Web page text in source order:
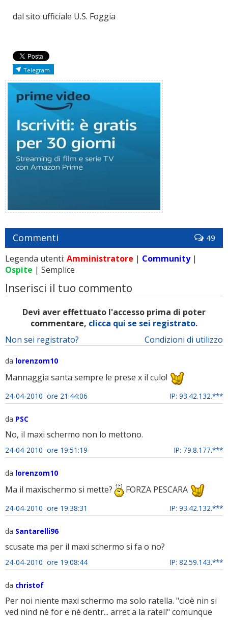
dal sito ufficiale U.S. Foggia
Telegram
Commenti 49
Legenda utenti: Amministratore | Community|
Ospite | Semplice
Inserisci il tuo commento
Devi aver effettuato l'accesso prima di poter
commentare, clicca qui se sei registrato.
Condizioni di utilizzo
Non sei registrato?
da lorenzom10
Mannaggia santa sempre le prese x il culo!
24-04-2010 ore 21:44:06 IP: 93.42.132.***
da PSC
No, il maxi schermo non lo mettono.
24-04-2010 ore 19:51:19 IP: 79.8.177.***
da lorenzom10
Ma il maxischermo si mette? FORZA PESCARA
24-04-2010 ore 19:38:31 IP: 93.42.132.***
da Santarelli96
scusate ma per il maxi schermo si fa o no?
24-04-2010 ore 19:08:44 IP: 82.59.143.***
da christof
Per noi niente maxi schermo ma solo ratella. "cioè nin si
ved nind nè for e nè dentr... arret a la ratell" comunque